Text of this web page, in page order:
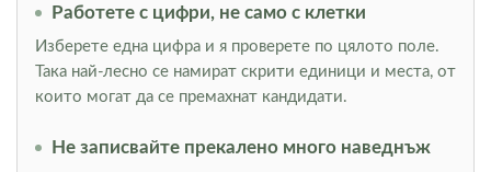
Работете с цифри, не само с клетки
Изберете една цифра и я проверете по цялото поле.
Така най-лесно се намират скрити единици и места, от
които могат да се премахнат кандидати.
Не записвайте прекалено много наведнъж